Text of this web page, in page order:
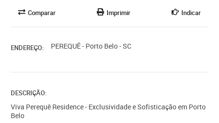
Comparar Imprimir Indicar
ENDEREÇO: PEREQUÊ - Porto Belo - SC
DESCRIÇÃO:
Viva Perequê Residence - Exclusividade e Sofisticação em Porto
Belo